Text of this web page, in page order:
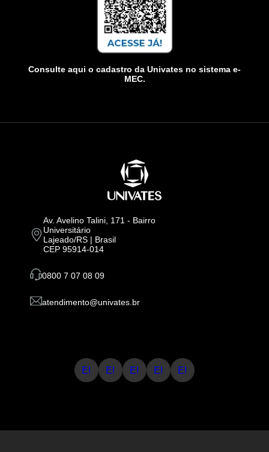
Consulte aqui o cadastro da Univates no sistema e-
MEC.
Av. Avelino Talini, 171 - Bairro
Universitário
Lajeado/RS | Brasil
CEP 95914-014
0800 7 07 08 09
atendimento@univates.br
E! E! E! E! E!